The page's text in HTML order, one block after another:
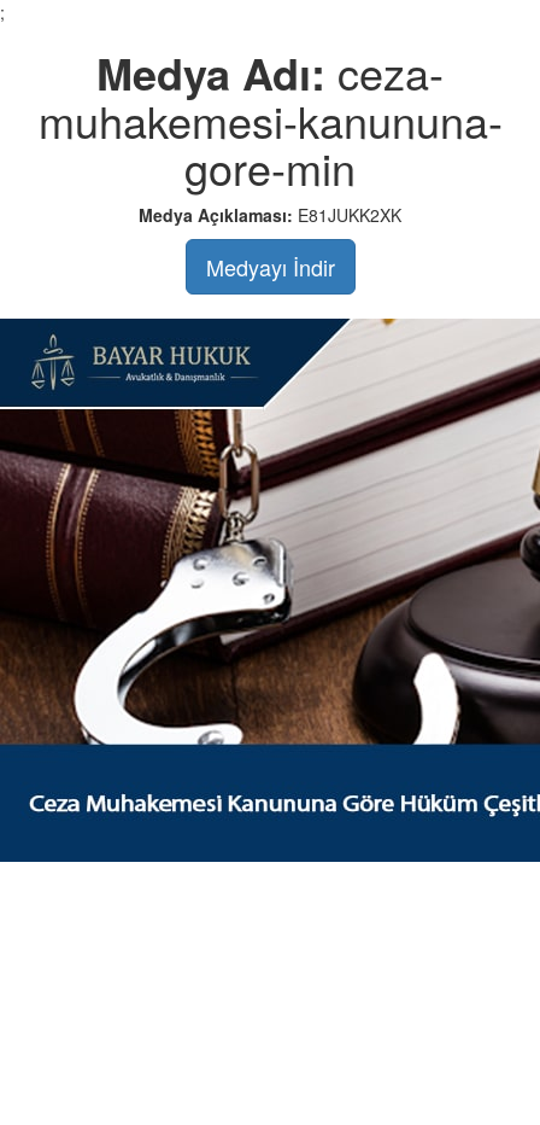
;
Medya Adı: ceza-
muhakemesi-kanununa-
gore-min
Medya Açıklaması: E81JUKK2XK
Medyayı İndir